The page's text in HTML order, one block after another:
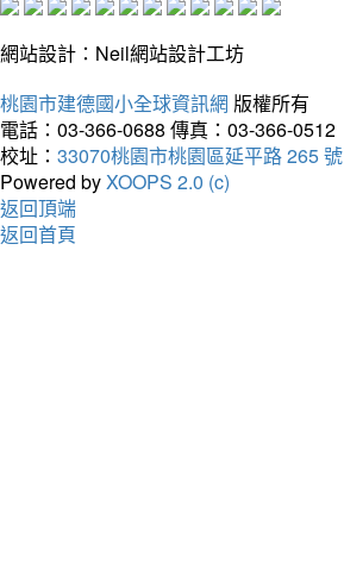
網站設計：Neil網站設計工坊
桃園市建德國小全球資訊網 版權所有
電話：03-366-0688 傳真：03-366-0512
校址： 33070桃園市桃園區延平路 265 號
Powered byXOOPS 2.0 (c)
返回頂端
返回首頁